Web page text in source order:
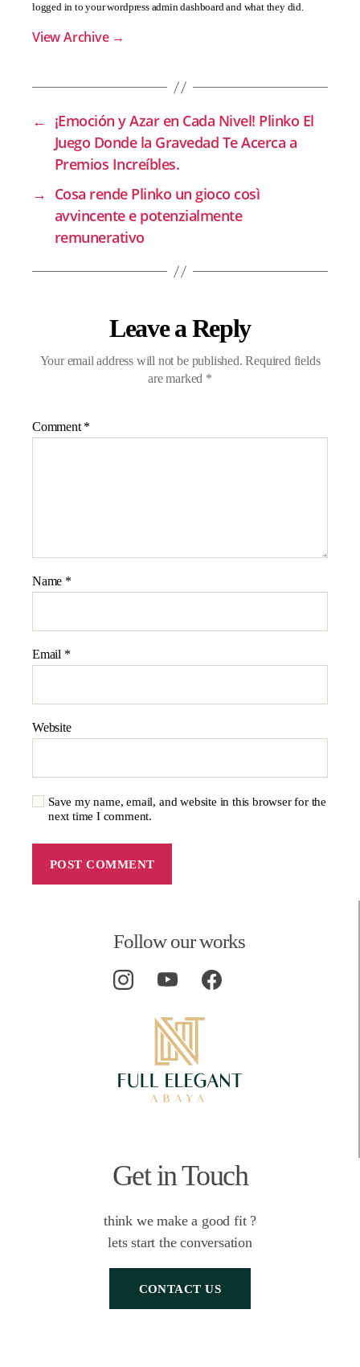
logged in to your wordpress admin dashboard and what they did.
View Archive →
← ¡Emoción y Azar en Cada Nivel! Plinko El
Juego Donde la Gravedad Te Acerca a
Premios Increíbles.
→ Cosa rende Plinko un gioco così
avvincente e potenzialmente
remunerativo
Leave a Reply
Your email address will not be published. Required fields
are marked *
Comment *
Name *
Email *
Website
Save my name, email, and website in this browser for the
next time I comment.
Follow our works
Get in Touch
think we make a good fit ?
lets start the conversation
CONTACT US